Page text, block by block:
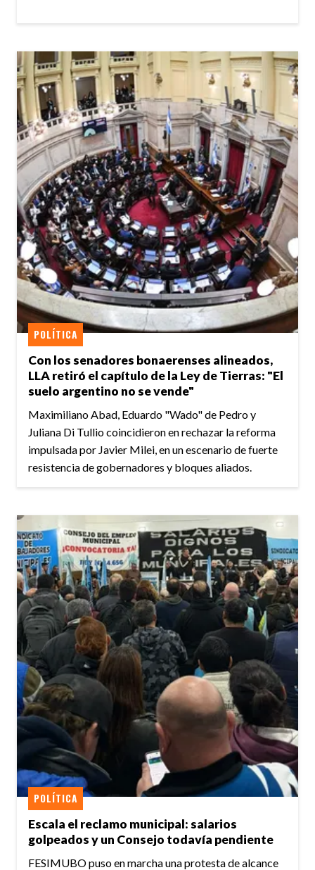
Con los senadores bonaerenses alineados,
LLA retiró el capítulo de la Ley de Tierras: "El
suelo argentino no se vende"
POLÍTICA
Maximiliano Abad, Eduardo "Wado" de Pedro y
Juliana Di Tullio coincidieron en rechazar la reforma
impulsada por Javier Milei, en un escenario de fuerte
resistencia de gobernadores y bloques aliados.
Escala el reclamo municipal: salarios
golpeados y un Consejo todavía pendiente
POLÍTICA
FESIMUBO puso en marcha una protesta de alcance